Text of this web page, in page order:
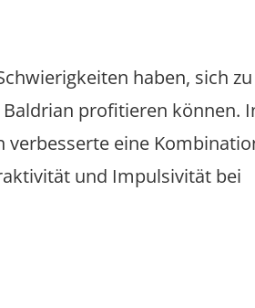
haben, sich zu
profitieren können.
eine
und Impulsivität bei